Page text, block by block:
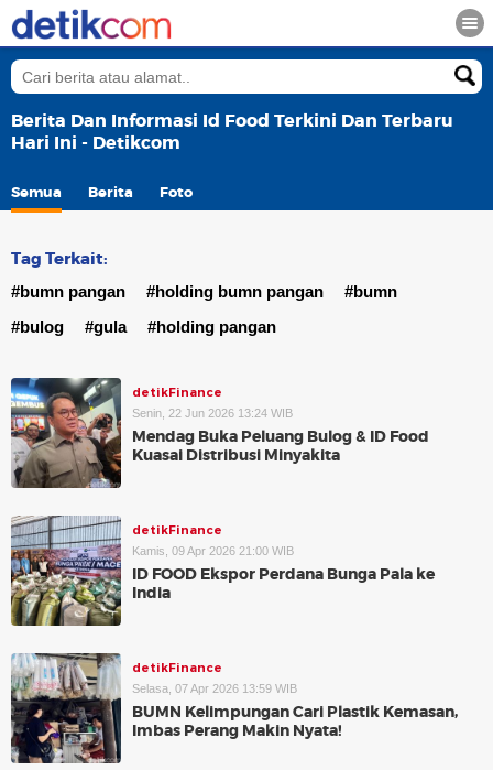
Berita Dan Informasi Id Food Terkini Dan Terbaru
Hari Ini - Detikcom
Semua Berita Foto
Tag Terkait:
#bumn pangan #holding bumn pangan
#bumn
#bulog
#gula #holding pangan
detikFinance
Senin, 22 Jun 2026 13:24 WIB
Mendag Buka Peluang Bulog & ID Food
Kuasai Distribusi Minyakita
detikFinance
Kamis, 09 Apr 2026 21:00 WIB
ID FOOD Ekspor Perdana Bunga Pala ke
India
detikFinance
Selasa, 07 Apr 2026 13:59 WIB
BUMN Kelimpungan Cari Plastik Kemasan,
Imbas Perang Makin Nyata!